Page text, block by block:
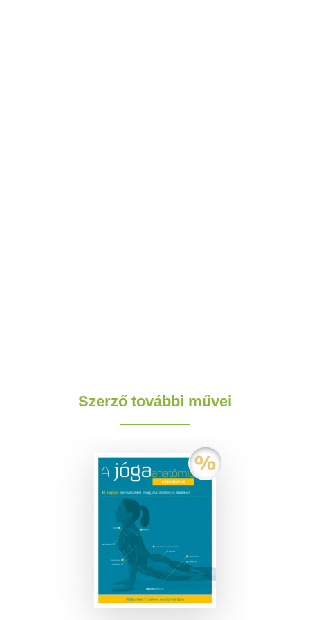
Szerző további művei